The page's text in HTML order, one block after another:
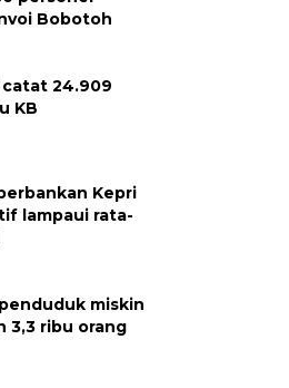
Bobotoh
catat 24.909
KB
Kepri
lampaui rata-
miskin
3,3 ribu orang